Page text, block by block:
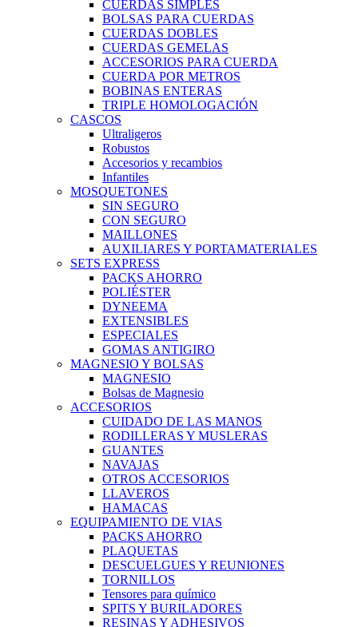
CUERDAS SIMPLES
BOLSAS PARA CUERDAS
CUERDAS DOBLES
CUERDAS GEMELAS
ACCESORIOS PARA CUERDA
CUERDA POR METROS
BOBINAS ENTERAS
TRIPLE HOMOLOGACIÓN
CASCOS
Ultraligeros
Robustos
Accesorios y recambios
Infantiles
MOSQUETONES
SIN SEGURO
CON SEGURO
MAILLONES
AUXILIARES Y PORTAMATERIALES
SETS EXPRESS
PACKS AHORRO
POLIÉSTER
DYNEEMA
EXTENSIBLES
ESPECIALES
GOMAS ANTIGIRO
MAGNESIO Y BOLSAS
MAGNESIO
Bolsas de Magnesio
ACCESORIOS
CUIDADO DE LAS MANOS
RODILLERAS Y MUSLERAS
GUANTES
NAVAJAS
OTROS ACCESORIOS
LLAVEROS
HAMACAS
EQUIPAMIENTO DE VIAS
PACKS AHORRO
PLAQUETAS
DESCUELGUES Y REUNIONES
TORNILLOS
Tensores para químico
SPITS Y BURILADORES
RESINAS Y ADHESIVOS